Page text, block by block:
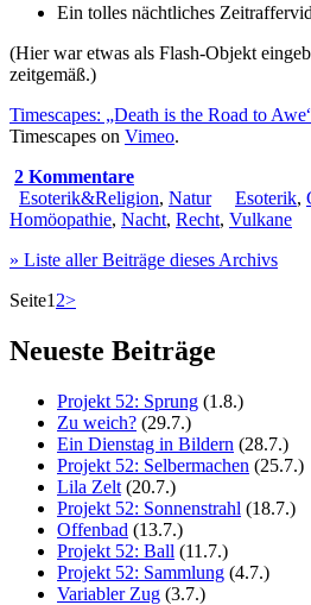
Ein tolles nächtliches
(Hier war etwas als Flash-Objekt
zeitgemäß.)
Timescapes: „Death is the Road to
Timescapes on Vimeo.
2 Kommentare
Esoterik&Religion, Natur Esoterik,
Homöopathie, Nacht, Recht, Vulkane
» Liste aller Beiträge dieses Archivs
Seite1 2>
Neueste Beiträge
Projekt 52: Sprung (1.8.)
Zu weich? (29.7.)
Ein Dienstag in Bildern (28.7.)
Projekt 52: Selbermachen (25.7.)
Lila Zelt (20.7.)
Projekt 52: Sonnenstrahl (18.7.)
Offenbad (13.7.)
Projekt 52: Ball (11.7.)
Projekt 52: Sammlung (4.7.)
Variabler Zug (3.7.)